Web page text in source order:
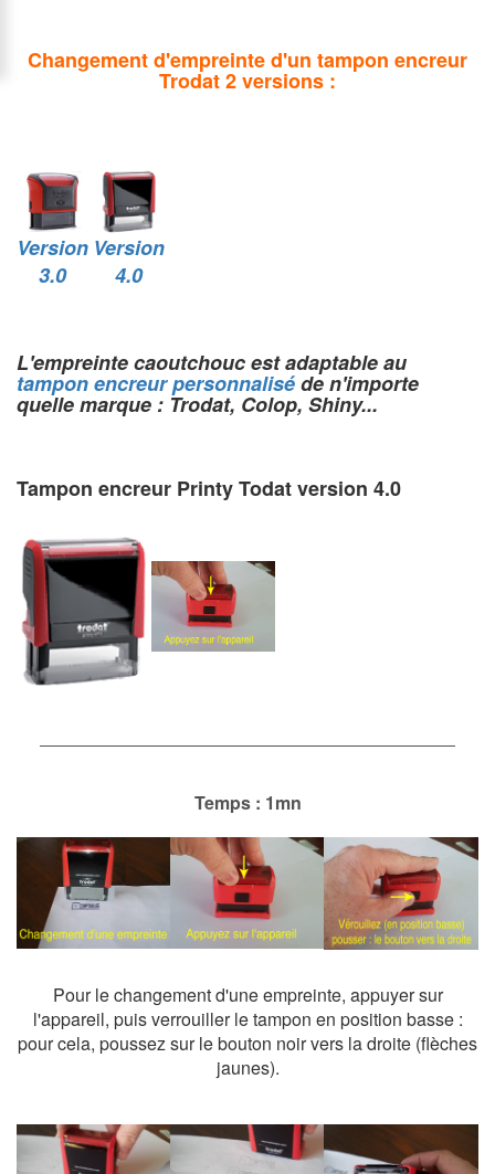
Changement d'empreinte d'un tampon encreur
Trodat 2 versions :
Version
3.0
Version
4.0
L'empreinte caoutchouc est adaptable au
tampon encreur personnaliséde n'importe
quelle marque : Trodat, Colop, Shiny...
Tampon encreur Printy Todat version 4.0
Temps : 1mn
Pour le changement d'une empreinte, appuyer sur
l'appareil, puis verrouiller le tampon en position basse :
pour cela, poussez sur le bouton noir vers la droite (flèches
jaunes).